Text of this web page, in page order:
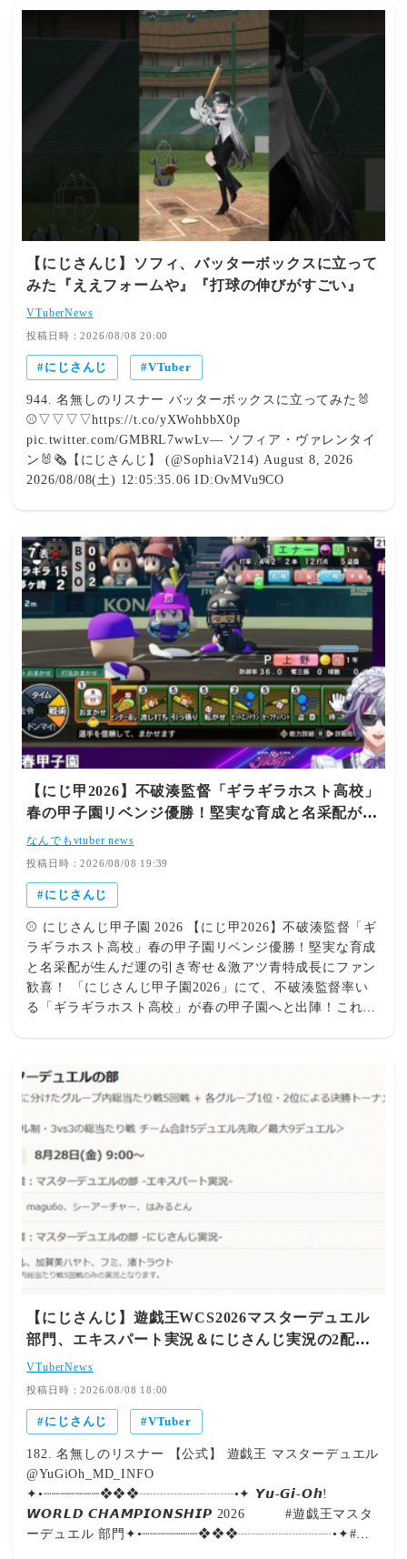
るから結果として運がついてくるんだろうな〜！」「そん
な君を我らは応援して幸せだぜ！」と、監督の人間性と熱
意に心を動かされるファンが続出しています。 出典：
【パワフルプロ野球2026-2027】#にじ甲2026 麒麟高校 3
年目 4月から！ 【宇佐美リト/にじさんじ】 - YouTube 👑
におめでとうございます！葛葉選手の赤特消去やりりむ選
手のキャッチャーA獲得など、「こんな展開が見たい」と
いうファンの願いが次々と現実になっていく様は鳥肌の連
続でした。どんな時も前を向き、全力で栄冠ナインを楽し
む宇佐美監督の太陽のような明るさがあったからこそ、勝
利の女神が微笑んだのだと感じます。最高の戦力を揃えて
せてくれるのかワクワクが止まりません！ 👇 あわせて読
みたいおすすめ記事 【にじ甲2026】栄冠をつかみ取った3
人の監督たち！狂蘭メロコ・星川サラ・フレン監督が見せ
「新生抜刀高校」が春夏春連覇＆“超名門”に到達！秋の敗
王手！ 記事を読む ➔ 【にじ甲2026】ドラマと熱狂が止ま
らない！甲子園出場を決めた注目の3校、ファビュラス・
ギラホス・麒麟の激闘記録まとめ 記事を読む ➔
も合わさってチーム力は最高潮へ！涙と笑顔が詰まった泣
いても笑っても最後の夏甲子園を目前に、リスナーからの
熱き大声援が届いています！ 🔥 決断が実を結ぶ歓喜！ロ
イヤルナイツ学園のハイライト 激闘を制し掴んだ栄冠！
「夏の県大会優勝」で本選甲子園へ進出！ 集大成となる3
年目の夏県大会にて、磨き上げた戦力と熱いチームワーク
を発揮して見事優勝！コメント欄でも「夏の県大会優勝お
めでと！」「皆強くなったねー！」と、これまでナインと
共に歩んできたリスナーから歓喜と祝福の声が溢れ出しま
特もりもり」でチーム力爆発！ 要所で見せたフレン監督
の勇気ある決断が次々とハマり、勝利を引き寄せる熱い展
開に！さらに県大会突破後のインタビューイベントで見事
に青特殊能力を獲得し、「フレンの決断が実を結ぶ場面が
多くてｱﾁｱﾁだった」「県大会突破＋インタビューで青特も
りもりナイスでしたー！！！」と大きな話題を呼びまし
た。 泣いても笑っても最後の夏！全力を尽くすフレン監
督へ溢れる愛と声援！ いよいよ次は泣いても笑っても最
後となる本番の夏甲子園！「フレンのおかげで最高に楽し
い夏だった！ありがとう！！」「フレンが後悔の無い栄冠
をできることを願ってるよ」と、監督への感謝と最後の頂
点を目指すナインへの熱いエールが鳴り止みません。 出
典：【 #にじ甲2026 】帝国立ロイヤルナイツ学園 3年目春
から！【にじさんじ】 - YouTube 👑 Editor's View 夏の県
断を重ね、着実にチームを強くしてきたフレン監督の情熱
が実を結ぶ瞬間は、見ていて涙が出そうになるほど感動的
でした。インタビューでの青特引きも含めて、まさに努力
と笑顔が引き寄せた最高のドラマだと思います！いよいよ
次は集大成となる最後の夏甲子園。最高の仲間たちと共
に、後悔のない最高のプレイングで優勝を掴み取ってくれ
ることを一ファンとして信じて全力で応援しています！ 👇
あわせて読みたいおすすめ記事 【にじ甲2026】悩みぬい
た末の決断――フレン・E・ルスタリオ監督が魅せた「葛
藤」と「監督生命の真髄」【帝国立ロイヤルナイツ学園】
記事を読む ➔ 【にじ甲2026】栄冠ナイン序盤戦総括！七
瀬すず菜・星川サラ・宇佐美リト監督が見せた「豪運・激
闘・急成長」のドラマとナインの熱き進撃を徹底レビュ
ナル変化球」上振れ!? 不破湊監督率いる「ギラギラホスト
高校」こだわり抜く試行錯誤と最高のスタートダッシュ！
【にじさんじ】ソフィ、バッターボックスに立って
みた『ええフォームや』『打球の伸びがすごい』
VTuberNews
投稿日時：2026/08/08 20:00
にじさんじ VTuber
944. 名無しのリスナー バッターボックスに立ってみた🐰
⚾▽▽▽▽https://t.co/yXWohbbX0p
pic.twitter.com/GMBRL7wwLv— ソフィア・ヴァレンタイ
ン🐰🗞【にじさんじ】 (@SophiaV214) August 8, 2026
2026/08/08(土) 12:05:35.06 ID:OvMVu9CO
【にじ甲2026】不破湊監督「ギラギラホスト高校」
春の甲子園リベンジ優勝！堅実な育成と名采配が生
んだ運の引き寄せ＆激アツ青特成長にファン歓喜！
なんでもvtuber news
投稿日時：2026/08/08 19:39
にじさんじ
⚾ にじさんじ甲子園 2026 【にじ甲2026】不破湊監督「ギ
ラギラホスト高校」春の甲子園リベンジ優勝！堅実な育成
と名采配が生んだ運の引き寄せ＆激アツ青特成長にファン
歓喜！ 「にじさんじ甲子園2026」にて、不破湊監督率い
る「ギラギラホスト高校」が春の甲子園へと出陣！これま
不破監督の巧みな采配とそれに応える選手たちの急成長、
そして堅実な育成が呼び寄せた最高の運の波にリスナーか
らの熱い称賛が殺到しています！ 🔥 堅い信頼と名采配！
ギラギラホスト高校のハイライト 見事な雪辱！最高の結
果で掴み取った「春の甲子園リベンジ優勝」！ 過去の悔
しさを胸に挑んだ春の甲子園の舞台で、ギラギラホスト高
校が怒涛の快進撃を披露！試合での的確な指示と試合展開
に応じた極上の采配が見事にハマり、堂々のリベンジ優勝
ってた」と祝福の声で溢れ返りました。 悩んで重ねた努
まで悩みに悩みを重ね、一歩ずつ堅実にチームを育て上げ
てきた不破監督。その愚直な姿勢に引き寄せられるよう
に、要所で運も味方する最高の展開へ！努力が結実して大
きな成果となって表れるドラマチックな流れに、ファンも
「堅実に育ててきたことで運が味方してきてくれてるのが
嬉しい！」と胸を熱くさせています。 監督の期待に応え
る激アツ成長！試合を通じて覚醒するメンバーたち！ 本
番の緊張感あふれる試合の中で、ギラホスメンバーたちが
次々と青特を獲得！まさに不破監督の信頼と期待に応える
かのような覚醒劇を見せつけました。「どんどん試合で青
特付けて成長していくギラホスメンバー達最高だった」と
語られる通り、最後の夏大会へ向けた戦力値とチームワー
【にじさんじ】遊戯王WCS2026マスターデュエル
部門、エキスパート実況＆にじさんじ実況の2配信
を実施！【8/28(金)9:00～】
VTuberNews
投稿日時：2026/08/08 18:00
にじさんじ VTuber
182. 名無しのリスナー 【公式】 遊戯王 マスターデュエル
@YuGiOh_MD_INFO
✦•┈┈┈┈┈┈┈❖❖❖┈┈┈┈┈┈┈•✦ 𝙔𝙪-𝙂𝙞-𝙊𝙝!
𝙒𝙊𝙍𝙇𝘿 𝘾𝙃𝘼𝙈𝙋𝙄𝙊𝙉𝙎𝙃𝙄𝙋 2026 #遊戯王マスタ
ーデュエル 部門✦•┈┈┈┈┈┈┈❖❖❖┈┈┈┈┈┈┈•✦#遊